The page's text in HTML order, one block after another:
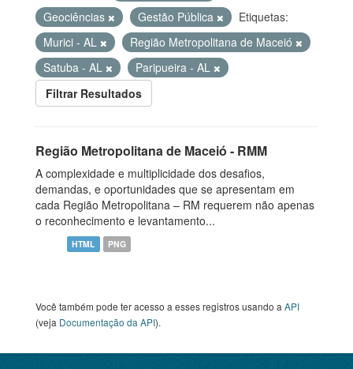
Geociências
Gestão Pública
Etiquetas:
Murici - AL
Região Metropolitana de Maceió
Satuba - AL
Paripueira - AL
Filtrar Resultados
Região Metropolitana de Maceió - RMM
A complexidade e multiplicidade dos desafios,
demandas, e oportunidades que se apresentam em
cada Região Metropolitana – RM requerem não apenas
o reconhecimento e levantamento...
HTML PNG
Você também pode ter acesso a esses registros usando a API
(veja Documentação da API).